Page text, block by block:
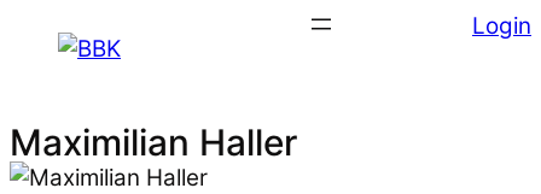
Login
Maximilian Haller